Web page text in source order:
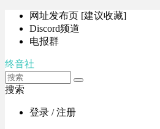
网址发布页 [建议收藏]
Discord频道
电报群
终音社
搜索
登录 / 注册